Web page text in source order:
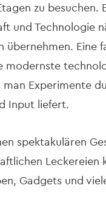
zu besuchen.
und Technologie
übernehmen. Eine
modernste
Experimente
Input liefert.
spektakulären
Gadgets und